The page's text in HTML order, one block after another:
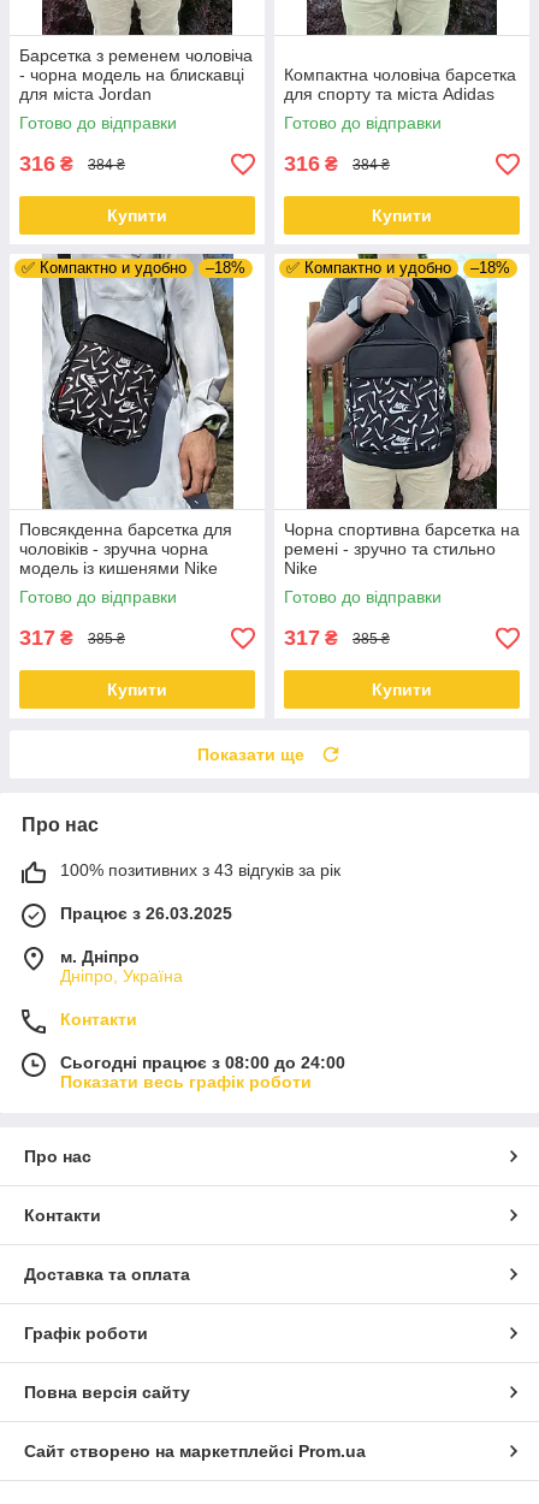
Барсетка з ременем чоловіча
- чорна модель на блискавці
для міста Jordan
Готово до відправки
316 ₴ 384 ₴
Купити
Компактна чоловіча барсетка
для спорту та міста Adidas
Готово до відправки
316 ₴ 384 ₴
Купити
✅ Компактно и удобно –18%
Повсякденна барсетка для
чоловіків - зручна чорна
модель із кишенями Nike
Готово до відправки
317 ₴ 385 ₴
Купити
✅ Компактно и удобно –18%
Чорна спортивна барсетка на
ремені - зручно та стильно
Nike
Готово до відправки
317 ₴ 385 ₴
Купити
Показати ще
Про нас
100% позитивних з 43 відгуків за рік
Працює з 26.03.2025
м. Дніпро
Дніпро, Україна
Контакти
Сьогодні працює з 08:00 до 24:00
Показати весь графік роботи
Про нас
Контакти
Доставка та оплата
Графік роботи
Повна версія сайту
Сайт створено на маркетплейсі Prom.ua